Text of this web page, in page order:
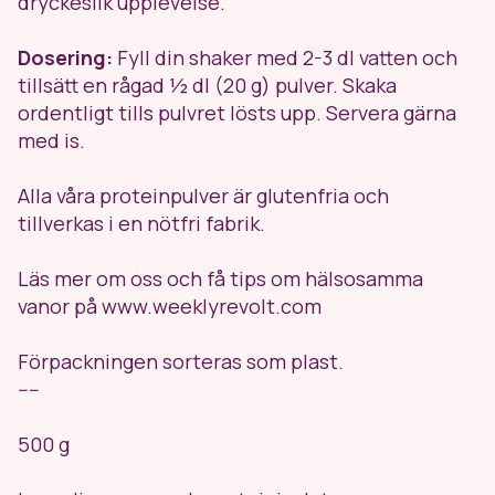
Dosering: Fyll din shaker med 2-3 dl vatten och
tillsätt en rågad ½dl (20 g) pulver. Skaka
ordentligt tills pulvret lösts upp. Servera gärna
med is.
Alla våra proteinpulver är glutenfria och
tillverkas i en nötfri fabrik.
Läs mer om oss och få tips om hälsosamma
vanor på www.weeklyrevolt.com
Förpackningen sorteras som plast.
----
500 g